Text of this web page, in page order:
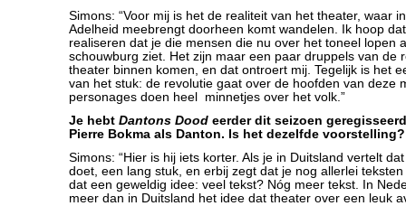
Simons: “Voor mij is het de realiteit van het theater, waar
Adelheid meebrengt doorheen komt wandelen. Ik hoop
realiseren dat je die mensen die nu over het toneel lopen
schouwburg ziet. Het zijn maar een paar druppels van de
theater binnen komen, en dat ontroert mij. Tegelijk is het
van het stuk: de revolutie gaat over de hoofden van deze
personages doen heel minnetjes over het volk.”
Je hebt Dantons Dood eerder dit seizoen
Pierre Bokma als Danton. Is het dezelfde voorstelling?
Simons: “Hier is hij iets korter. Als je in Duitsland vertelt
doet, een lang stuk, en erbij zegt dat je nog allerlei
dat een geweldig idee: veel tekst? Nóg meer tekst. In
meer dan in Duitsland het idee dat theater over een leuk